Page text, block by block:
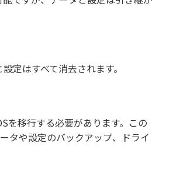
定はすべて消去されます。
を移行する必要があります。この
タや設定のバックアップ、ドライ